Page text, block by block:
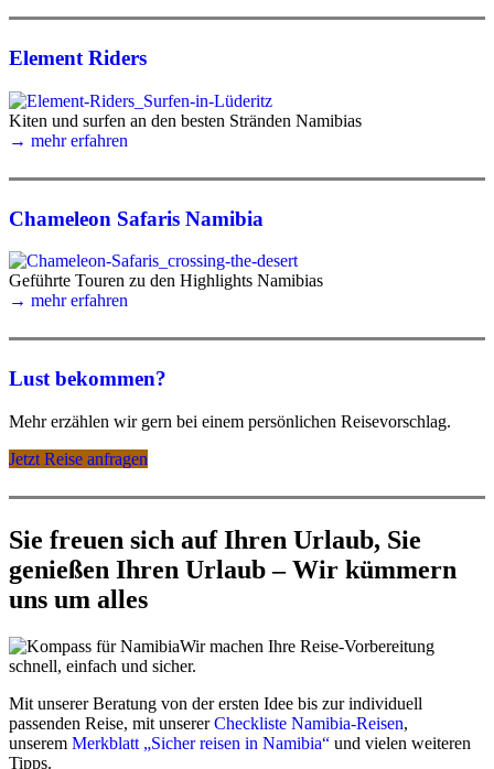
Element Riders
Kiten und surfen an den besten Stränden Namibias
→ mehr erfahren
Chameleon Safaris Namibia
Geführte Touren zu den Highlights Namibias
→ mehr erfahren
Lust bekommen?
Mehr erzählen wir gern bei einem persönlichen Reisevorschlag.
Jetzt Reise anfragen
Sie freuen sich auf Ihren Urlaub, Sie
genießen Ihren Urlaub – Wir kümmern
uns um alles
Wir machen Ihre Reise-Vorbereitung
schnell, einfach und sicher.
Mit unserer Beratung von der ersten Idee bis zur individuell
passenden Reise, mit unsererCheckliste Namibia-Reisen,
unserem Merkblatt „Sicher reisen in Namibia“ und vielen weiteren
Tipps.